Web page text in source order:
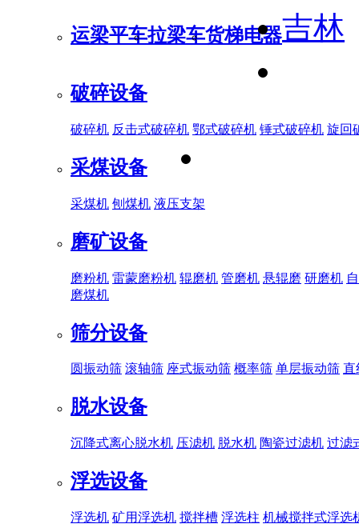
运梁平车拉梁车货梯电器
破碎设备
破碎机 反击式破碎机 鄂式破碎机 锤式破碎机 旋回
采煤设备
采煤机 刨煤机 液压支架
磨矿设备
磨粉机 雷蒙磨粉机 辊磨机 管磨机 悬辊磨 研磨机
磨煤机
筛分设备
圆振动筛 滚轴筛 座式振动筛 概率筛 单层振动筛 直
脱水设备
沉降式离心脱水机 压滤机 脱水机 陶瓷过滤机 过滤
浮选设备
浮选机 矿用浮选机 搅拌槽 浮选柱 机械搅拌式浮选
吉林